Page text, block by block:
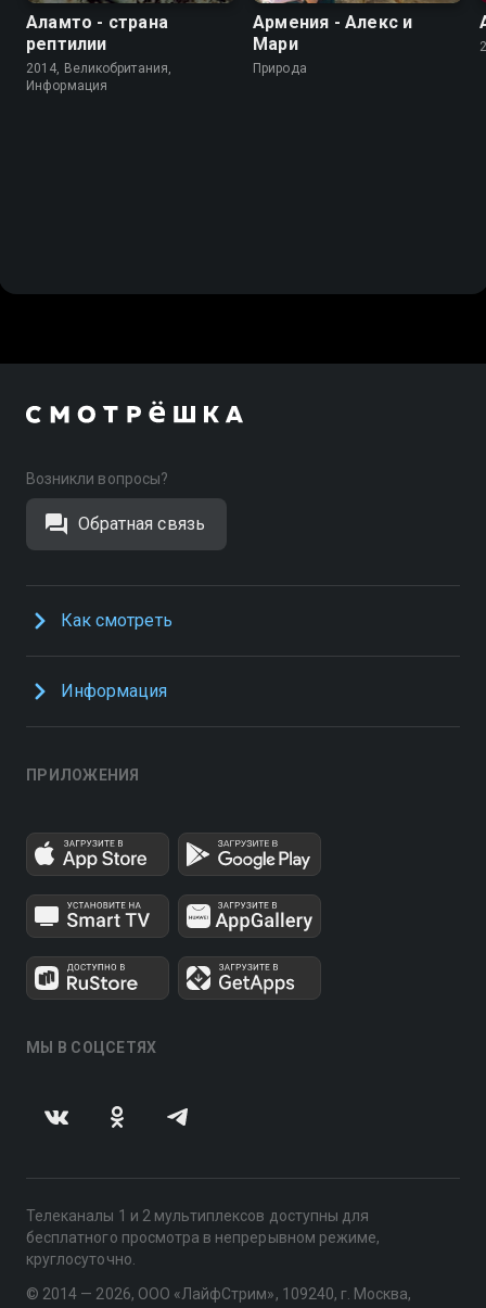
Аламто - страна
рептилии
2014, Великобритания,
Информация
Армения - Алекс и
Мари
Природа
Возникли вопросы?
Обратная связь
Как смотреть
Информация
ПРИЛОЖЕНИЯ
МЫ В СОЦСЕТЯХ
Телеканалы 1 и 2 мультиплексов доступны для
бесплатного просмотра в непрерывном режиме,
круглосуточно.
© 2014 — 2026, ООО «ЛайфСтрим», 109240, г. Москва,